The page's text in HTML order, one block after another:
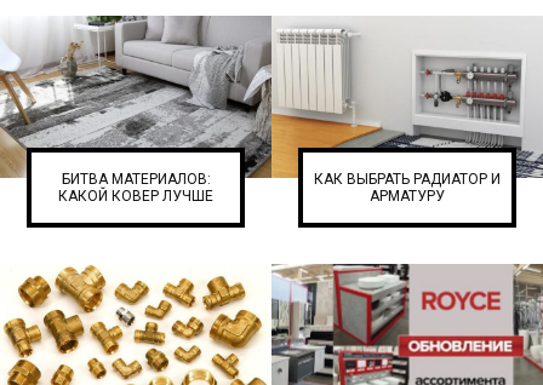
БИТВА МАТЕРИАЛОВ:
КАКОЙ КОВЕР ЛУЧШЕ
КАК ВЫБРАТЬ РАДИАТОР И
АРМАТУРУ